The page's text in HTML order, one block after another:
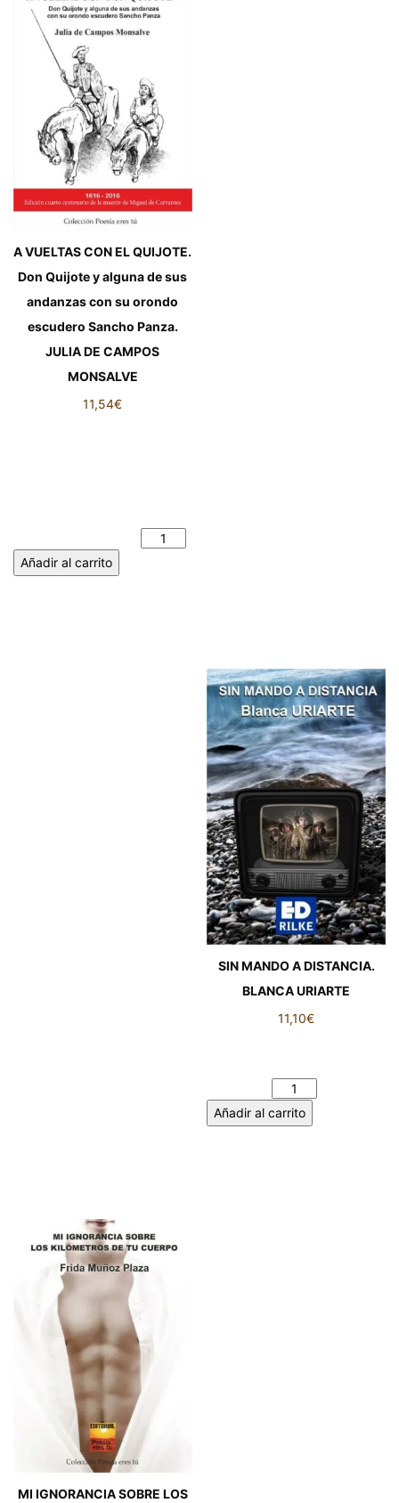
A VUELTAS CON EL QUIJOTE.
Don Quijote y alguna de sus
andanzas con su orondo
escudero Sancho Panza.
JULIA DE CAMPOS
MONSALVE
11,54€
Añadir al carrito
SIN MANDO A DISTANCIA.
BLANCA URIARTE
11,10€
Añadir al carrito
MI IGNORANCIA SOBRE LOS